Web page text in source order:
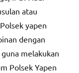
atau
yapen
dengan
melakukan
Polsek Yapen